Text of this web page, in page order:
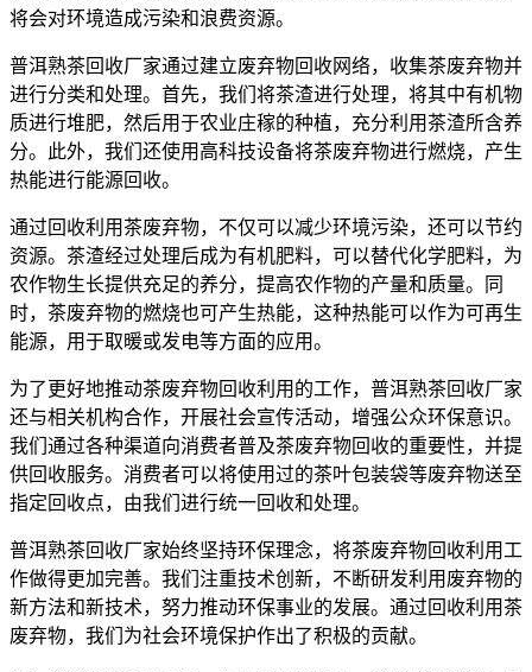
将会对环境造成污染和浪费资源。
普洱熟茶回收厂家通过建立废弃物回收网络，收集茶废弃物并
进行分类和处理。首先，我们将茶渣进行处理，将其中有机物
质进行堆肥，然后用于农业庄稼的种植，充分利用茶渣所含养
分。此外，我们还使用高科技设备将茶废弃物进行燃烧，产生
热能进行能源回收。
通过回收利用茶废弃物，不仅可以减少环境污染，还可以节约
资源。茶渣经过处理后成为有机肥料，可以替代化学肥料，为
农作物生长提供充足的养分，提高农作物的产量和质量。同
时，茶废弃物的燃烧也可产生热能，这种热能可以作为可再生
能源，用于取暖或发电等方面的应用。
为了更好地推动茶废弃物回收利用的工作，普洱熟茶回收厂家
还与相关机构合作，开展社会宣传活动，增强公众环保意识。
我们通过各种渠道向消费者普及茶废弃物回收的重要性，并提
供回收服务。消费者可以将使用过的茶叶包装袋等废弃物送至
指定回收点，由我们进行统一回收和处理。
普洱熟茶回收厂家始终坚持环保理念，将茶废弃物回收利用工
作做得更加完善。我们注重技术创新，不断研发利用废弃物的
新方法和新技术，努力推动环保事业的发展。通过回收利用茶
废弃物，我们为社会环境保护作出了积极的贡献。